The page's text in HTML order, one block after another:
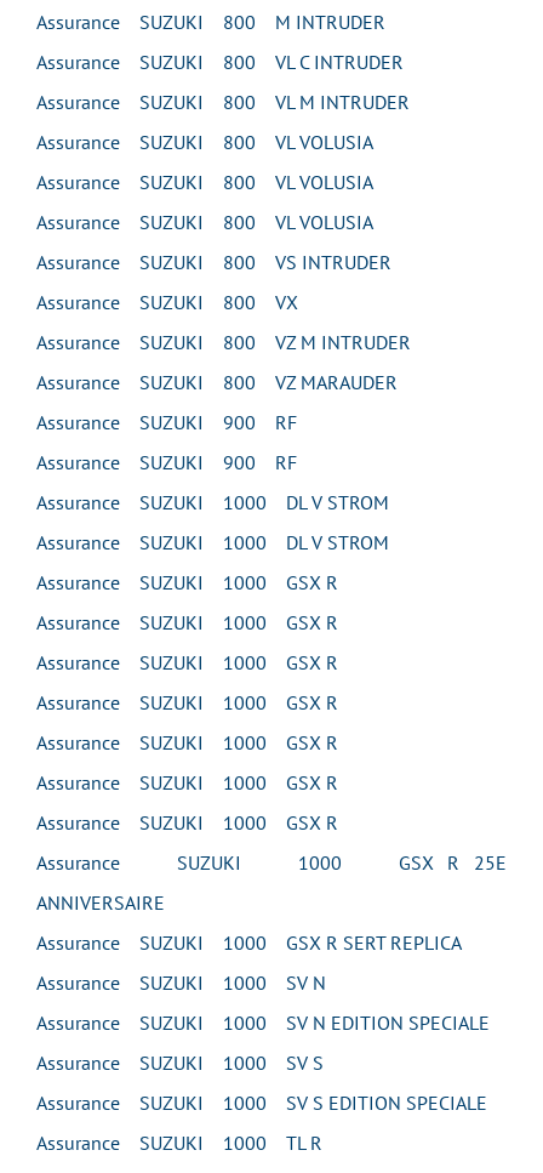
Assurance SUZUKI 800 M INTRUDER
Assurance SUZUKI 800 VL C INTRUDER
Assurance SUZUKI 800 VL M INTRUDER
Assurance SUZUKI 800 VL VOLUSIA
Assurance SUZUKI 800 VL VOLUSIA
Assurance SUZUKI 800 VL VOLUSIA
Assurance SUZUKI 800 VS INTRUDER
Assurance SUZUKI 800 VX
Assurance SUZUKI 800 VZ M INTRUDER
Assurance SUZUKI 800 VZ MARAUDER
Assurance SUZUKI 900 RF
Assurance SUZUKI 900 RF
Assurance SUZUKI 1000 DL V STROM
Assurance SUZUKI 1000 DL V STROM
Assurance SUZUKI 1000 GSX R
Assurance SUZUKI 1000 GSX R
Assurance SUZUKI 1000 GSX R
Assurance SUZUKI 1000 GSX R
Assurance SUZUKI 1000 GSX R
Assurance SUZUKI 1000 GSX R
Assurance SUZUKI 1000 GSX R
Assurance SUZUKI 1000 GSX R 25E
ANNIVERSAIRE
Assurance SUZUKI 1000 GSX R SERT REPLICA
Assurance SUZUKI 1000 SV N
Assurance SUZUKI 1000 SV N EDITION SPECIALE
Assurance SUZUKI 1000 SV S
Assurance SUZUKI 1000 SV S EDITION SPECIALE
Assurance SUZUKI 1000 TL R